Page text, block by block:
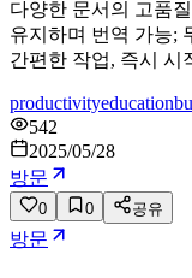
다양한 문서의 고품
유지하며 번역 가능;
간편한 작업, 즉시 시
productivityeducation
542
2025/05/28
방문
0 0 공유
방문